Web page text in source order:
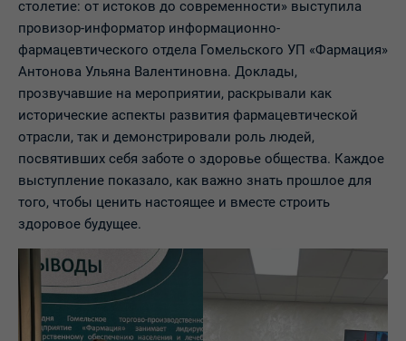
столетие: от истоков до современности» выступила
провизор-информатор информационно-
фармацевтического отдела Гомельского УП «Фармация»
Антонова Ульяна Валентиновна. Доклады,
прозвучавшие на мероприятии, раскрывали как
исторические аспекты развития фармацевтической
отрасли, так и демонстрировали роль людей,
посвятивших себя заботе о здоровье общества. Каждое
выступление показало, как важно знать прошлое для
того, чтобы ценить настоящее и вместе строить
здоровое будущее.